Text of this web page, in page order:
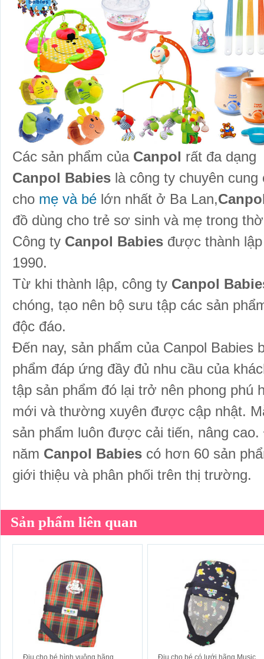
Các sản phẩm của Canpol rất đa dạng
Canpol Babies là công ty chuyên
cho mẹ và bé lớn nhất ở Ba Lan,
đồ dùng cho trẻ sơ sinh và mẹ trong
Công ty Canpol Babies được thành
1990.
Từ khi thành lập, công ty Canpol
chóng, tạo nên bộ sưu tập các sản
độc đáo.
Đến nay, sản phẩm của Canpol Babies
phẩm đáp ứng đầy đủ nhu cầu của
tập sản phẩm đó lại trở nên phong phú
mới và thường xuyên được cập nhật.
sản phẩm luôn được cải tiến, nâng
năm Canpol Babies có hơn 60 sản
giới thiệu và phân phối trên thị trường.
Sản phẩm liên quan
Địu cho bé hình vuông hãng Địu cho bé có lưới hãng Music